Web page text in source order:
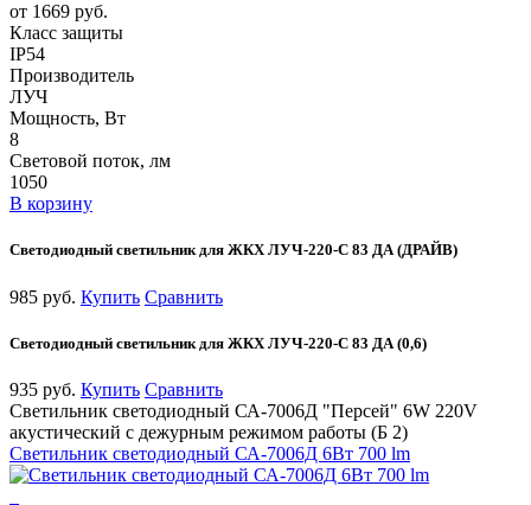
от 1669 руб.
Класс защиты
IP54
Производитель
ЛУЧ
Мощность, Вт
8
Световой поток, лм
1050
В корзину
Светодиодный светильник для ЖКХ ЛУЧ-220-С 83 ДА (ДРАЙВ)
985 руб. Купить Сравнить
Светодиодный светильник для ЖКХ ЛУЧ-220-С 83 ДА (0,6)
935 руб. Купить Сравнить
Светильник светодиодный СА-7006Д "Персей" 6W 220V
акустический с дежурным режимом работы (Б 2)
Светильник светодиодный СА-7006Д 6Вт 700 lm